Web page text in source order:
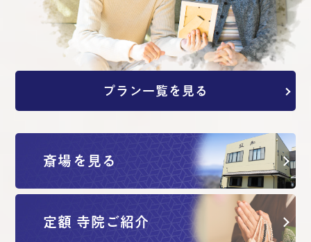
プラン一覧を見る
斎場を見る
定額 寺院ご紹介